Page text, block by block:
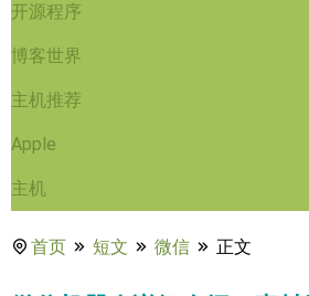
开源程序
博客世界
主机推荐
Apple
主机
首页 短文 微信 正文